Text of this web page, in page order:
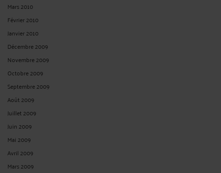
Mars 2010
Février 2010
Janvier 2010
Décembre 2009
Novembre 2009
Octobre 2009
Septembre 2009
Août 2009
Juillet 2009
Juin 2009
Mai 2009
Avril 2009
Mars 2009